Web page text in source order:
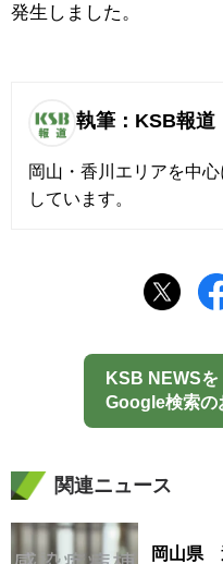
発生しました。
執筆：KSB報道
岡山・香川エリアを中
しています。
KSB NEWSを
Google検索の
関連ニュース
岡山県